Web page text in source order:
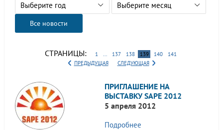
Выберите год Выберите месяц
Все новости
СТРАНИЦЫ: 1 ... 137 138 139 140
141
ПРЕДЫДУЩАЯ
СЛЕДУЮЩАЯ
ПРИГЛАШЕНИЕ НА
ВЫСТАВКУ SAPE 2012
5 апреля 2012
Подробнее